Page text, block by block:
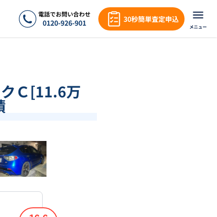
電話でお問い合わせ
0120-926-901 30秒簡単査定申込
メニュー
Ｃ[11.6万
1/18